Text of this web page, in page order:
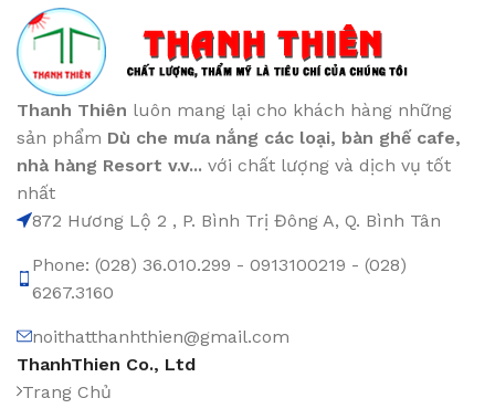
Thanh Thiên luôn mang lại cho khách hàng những
sản phẩm Dù che mưa nắng các loại, bàn ghế cafe,
nhà hàng Resort v.v... với chất lượng và dịch vụ tốt
nhất
872 Hương Lộ 2 , P. Bình Trị Đông A, Q. Bình Tân
Phone: (028) 36.010.299 - 0913100219 - (028)
6267.3160
noithatthanhthien@gmail.com
ThanhThien Co., Ltd
Trang Chủ